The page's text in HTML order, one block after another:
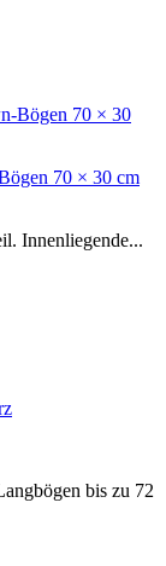
70 × 30 cm
Innenliegende...
bis zu 72